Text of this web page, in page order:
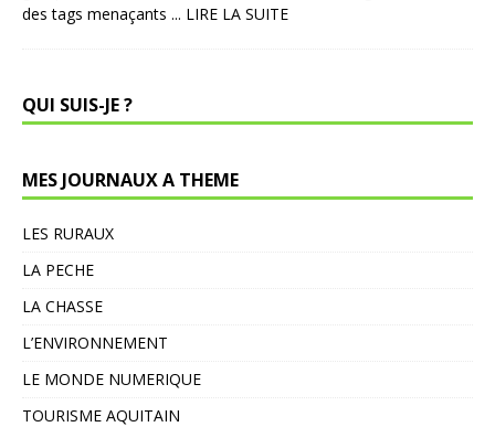
des tags menaçants ... LIRE LA SUITE
QUI SUIS-JE ?
MES JOURNAUX A THEME
LES RURAUX
LA PECHE
LA CHASSE
L’ENVIRONNEMENT
LE MONDE NUMERIQUE
TOURISME AQUITAIN